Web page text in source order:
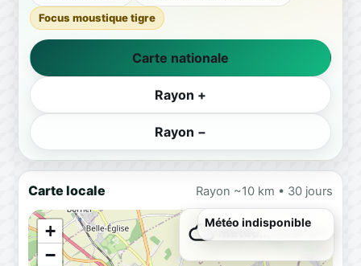
Focus moustique tigre
Carte nationale
Rayon +
Rayon −
Carte locale Rayon ~10 km • 30 jours
+
−
Météo…Chargement